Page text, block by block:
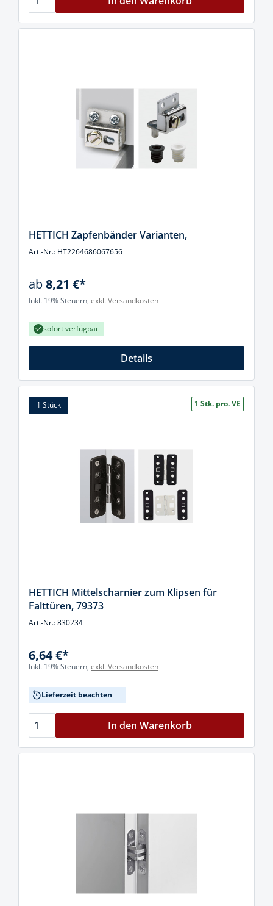
HETTICH Zapfenbänder Varianten,
Art.-Nr.: HT2264686067656
ab8,21 €*
Inkl. 19% Steuern, exkl. Versandkosten
sofort verfügbar
Details
1 Stück 1 Stk. pro. VE
HETTICH Mittelscharnier zum Klipsen für
Falttüren, 79373
Art.-Nr.: 830234
6,64 €*
Inkl. 19% Steuern, exkl. Versandkosten
Lieferzeit beachten
In den Warenkorb